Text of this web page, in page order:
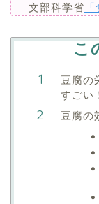
文部科学省
こ
豆腐の
すごい
豆腐の